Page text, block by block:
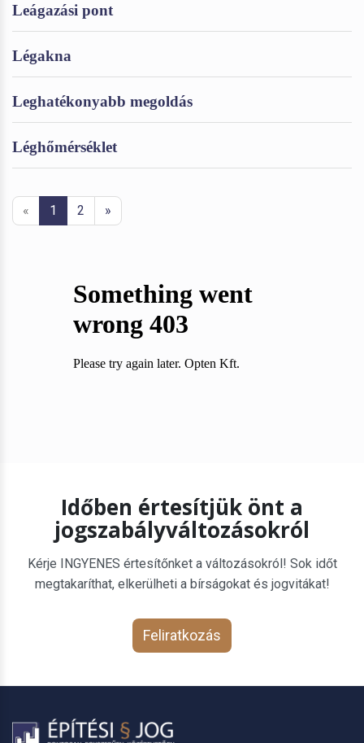
Leágazási pont
Légakna
Leghatékonyabb megoldás
Léghőmérséklet
« 1 2 »
Időben értesítjük önt a
jogszabályváltozásokról
Kérje INGYENES értesítőnket a változásokról! Sok időt
megtakaríthat, elkerülheti a bírságokat és jogvitákat!
Feliratkozás